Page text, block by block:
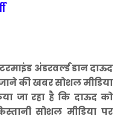
अंडरवर्ल्ड डान दाऊद
की खबर सोशल मीडिया
जा रहा है कि दाऊद को
सोशल मीडिया पर